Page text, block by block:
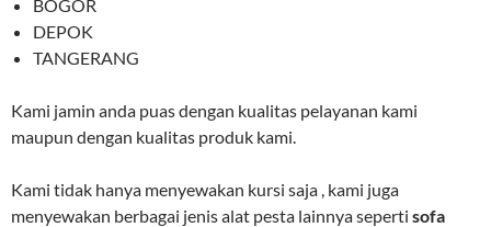
BOGOR
DEPOK
TANGERANG
Kami jamin anda puas dengan kualitas pelayanan kami
maupun dengan kualitas produk kami.
Kami tidak hanya menyewakan kursi saja , kami juga
menyewakan berbagai jenis alat pesta lainnya seperti sofa